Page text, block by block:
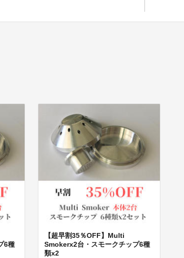
6種
【超早割35％OFF】Multi
Smokerx2台・スモークチップ6種
類x2